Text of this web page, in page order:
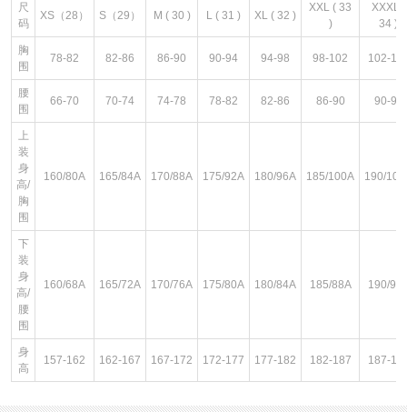
尺
码
XS（28） S（29） M ( 30 ) L ( 31 ) XL ( 32 )
XXL ( 33
)
XXXL (
34 )
胸
围
78-82 82-86 86-90 90-94 94-98 98-102 102-
腰
围
66-70 70-74 74-78 78-82 82-86 86-90 90-94
上
装
身
高/
胸
围
160/80A 165/84A 170/88A 175/92A 180/96A 185/100A 190/
下
装
身
高/
腰
围
160/68A 165/72A 170/76A 175/80A 180/84A 185/88A 190/
身
高
157-162 162-167 167-172 172-177 177-182 182-187 187-